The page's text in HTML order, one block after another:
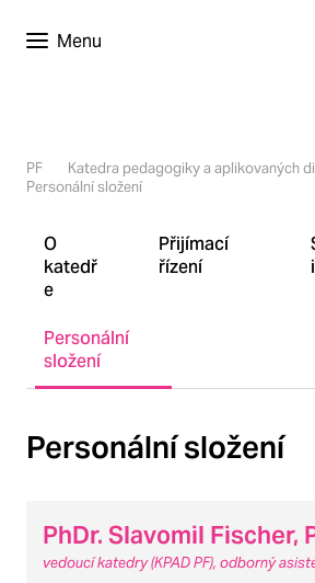
Menu
PF
Katedra pedagogiky a aplikovaných
Personální složení
O
katedř
e
Přijímací
řízení
Personální
složení
Personální složení
PhDr. Slavomil Fischer,
vedoucí katedry (KPAD PF), odborný